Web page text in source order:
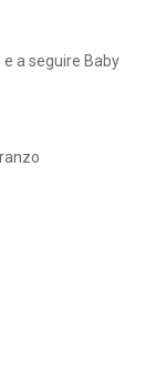
a seguire Baby